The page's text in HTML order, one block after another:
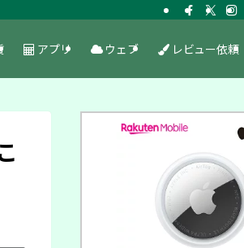
アプリ ウェブ レビュー依頼